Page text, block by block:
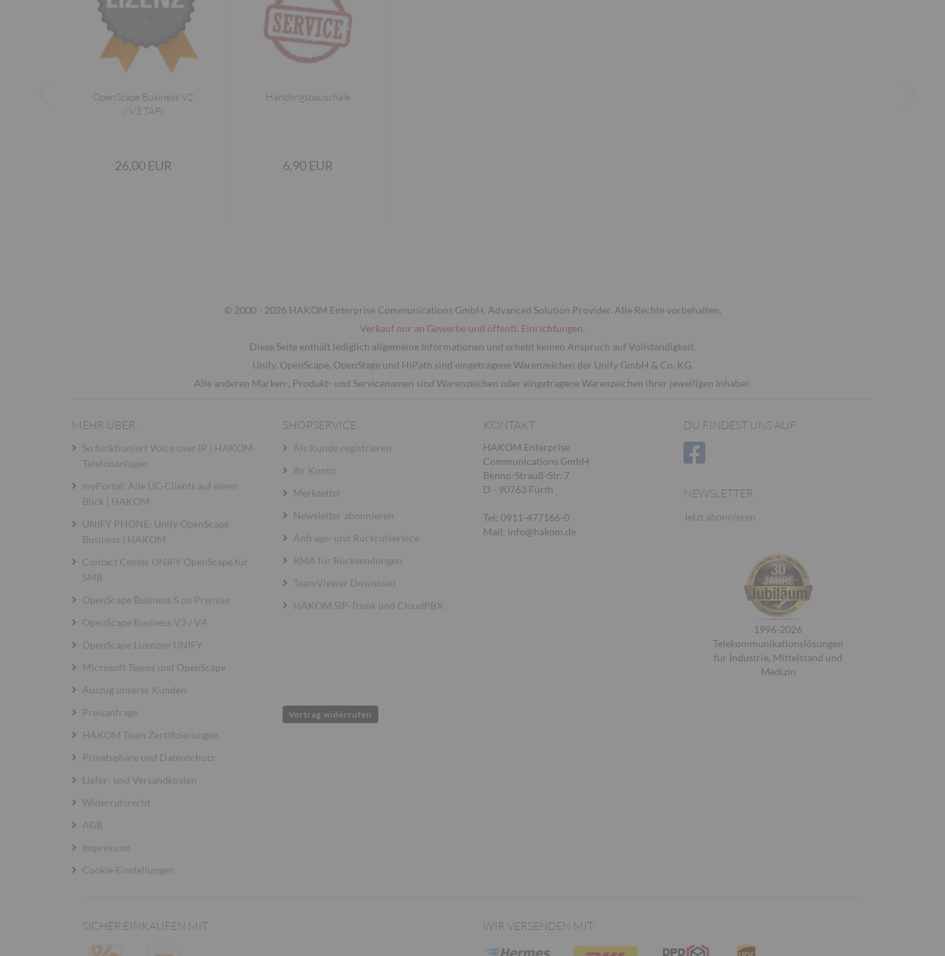
OpenScape Business V2
/ V3 TAPI
26,00 EUR
Handlingspauschale
6,90 EUR
© 2000 - 2026 HAKOM Enterprise Communications GmbH. Advanced Solution Provider. Alle Rechte vorbehalten.
Verkauf nur an Gewerbe und öffentl. Einrichtungen.
Diese Seite enthält lediglich allgemeine Informationen und erhebt keinen Anspruch auf Vollständigkeit.
Unify, OpenScape, OpenStage und HiPath sind eingetragene Warenzeichen der Unify GmbH & Co. KG.
Alle anderen Marken-, Produkt- und Servicenamen sind Warenzeichen oder eingetragene Warenzeichen ihrer jeweiligen Inhaber.
MEHR ÜBER...
So funktioniert Voice over IP | HAKOM-
Telefonanlagen
myPortal: Alle UC-Clients auf einen
Blick | HAKOM
UNIFY PHONE: Unify OpenScape
Business | HAKOM
Contact Center UNIFY OpenScape für
SMB
OpenScape Business S on Premise
OpenScape Business V3 / V4
OpenScape Lizenzen UNIFY
Microsoft Teams und OpenScape
Auszug unserer Kunden
Preisanfrage
HAKOM Team Zertifizierungen
Privatsphäre und Datenschutz
Liefer- und Versandkosten
Widerrufsrecht
AGB
Impressum
Cookie Einstellungen
SHOPSERVICE
Als Kunde registrieren
Ihr Konto
Merkzettel
Newsletter abonnieren
Anfrage- und Rückrufservice
RMA für Rücksendungen
TeamViewer Download
HAKOM SIP-Trunk und CloudPBX
KONTAKT
HAKOM Enterprise
Communications GmbH
Benno-Strauß-Str. 7
D - 90763 Fürth
Tel: 0911-477166-0
Mail: info@hakom.de
DU FINDEST UNS AUF
NEWSLETTER
Jetzt abonnieren
1996-2026
Telekommunikationslösungen
für Industrie, Mittelstand und
Medizin
Vertrag widerrufen
SICHER EINKAUFEN MIT WIR VERSENDEN MIT